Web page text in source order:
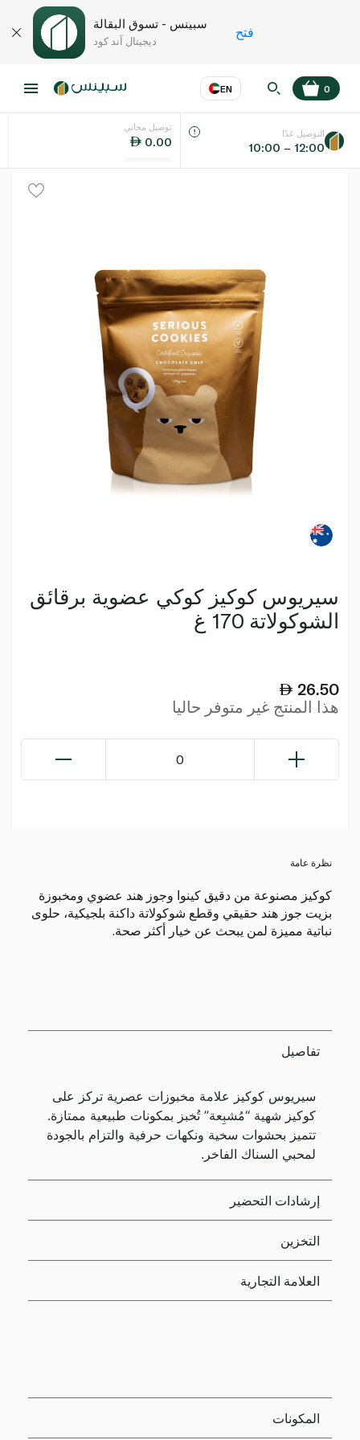
سبينس - تسوق البقالة
ديجيتال آند كود
فتح
EN
اللغة عر
0
توصيل مجاني
0.00
التوصيل غدًا
10:00 – 12:00
سيريوس كوكيز كوكي عضوية برقائق
الشوكولاتة 170 غ
26.50
هذا المنتج غير متوفر حاليا
0
نظرة عامة
كوكيز مصنوعة من دقيق كينوا وجوز هند عضوي ومخبوزة
بزيت جوز هند حقيقي وقطع شوكولاتة داكنة بلجيكية، حلوى
نباتية مميزة لمن يبحث عن خيار أكثر صحة.
تفاصيل
سيريوس كوكيز علامة مخبوزات عصرية تركز على
كوكيز شهية “مُشبِعة” تُخبز بمكونات طبيعية ممتازة.
تتميز بحشوات سخية ونكهات حرفية والتزام بالجودة
لمحبي السناك الفاخر.
إرشادات التحضير
التخزين
العلامة التجارية
المكونات